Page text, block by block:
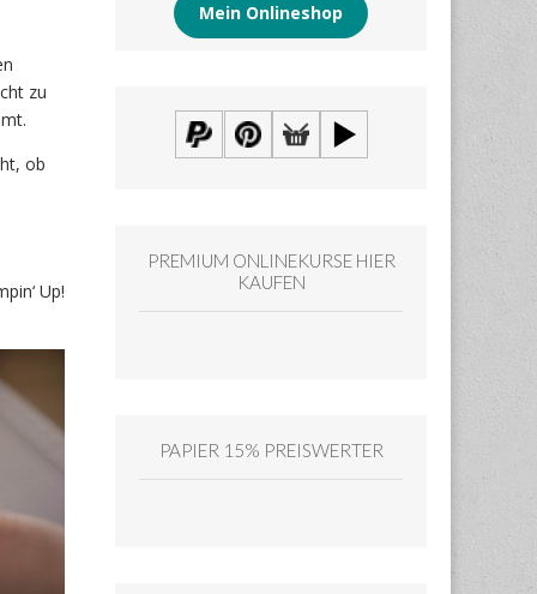
zu
ob
Up!
Mein Onlineshop
PREMIUM ONLINEKURSE HIER
KAUFEN
PAPIER 15% PREISWERTER